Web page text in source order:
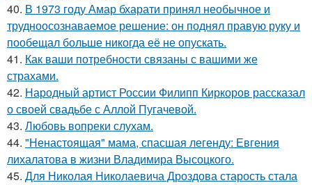
40. В 1973 году Амар бхарати принял необычное и
трудноосознаваемое решение: он поднял правую руку и
пообещал больше никогда её не опускать.
41. Как ваши потребности связаны с вашими же
страхами.
42. Народный артист России Филипп Киркоров рассказал
о своей свадьбе с Аллой Пугачевой.
43. Любовь вопреки слухам.
44. "Ненастоящая" мама, спасшая легенду: Евгения
лихалатова в жизни Владимира Высоцкого.
45. Для Николая Николаевича Дроздова старость стала